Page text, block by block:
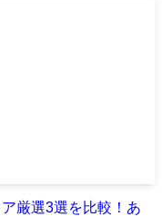
厳選3選を比較！あ